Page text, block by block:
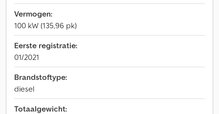
Vermogen:
100 kW (135,96 pk)
Eerste registratie:
01/2021
Brandstoftype:
diesel
Totaalgewicht: